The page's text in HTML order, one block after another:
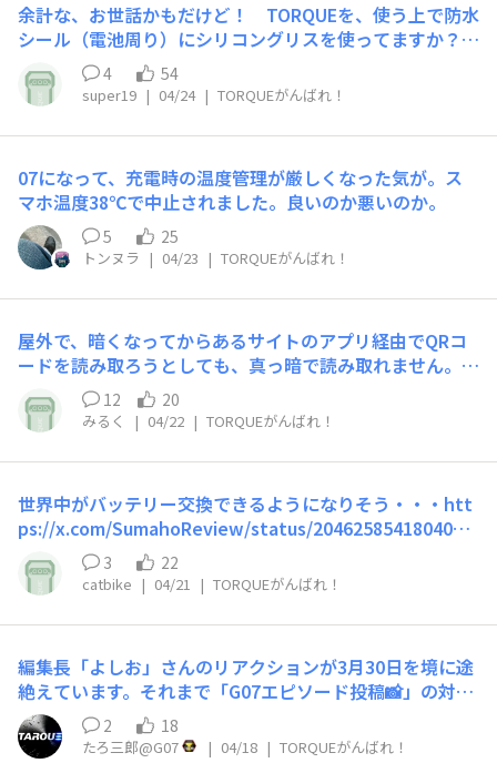
余計な、お世話かもだけど！ TORQUEを、使う上で防水
シール（電池周り）にシリコングリスを使ってますか？
勿論、薄く塗るんですよ。それと、usb充電の蓋の突起部
分、裏蓋の突起部分。これを、やらないと、髪の毛1本挟
まっていても浸水の原因になりますよ。シリコングリスは
プラスチックやゴムを侵さないので心配いりません。余計
ない人がいるようだから、電極部分は特に気を付けて。せ
っかくのTORQUEを殺さない為に。シリコングリスです
よ。ただのグリスはダメ。 追記、ウッカリしてました、
ラバーグリスも使えます。 VEXさんの指摘のとうりで
4 54
super19 | 04/24 | TORQUEがんばれ！
07になって、充電時の温度管理が厳しくなった気が。ス
マホ温度38℃で中止されました。良いのか悪いのか。
5 25
トンヌラ | 04/23 | TORQUEがんばれ！
屋外で、暗くなってからあるサイトのアプリ経由でQRコ
ードを読み取ろうとしても、真っ暗で読み取れません。屋
内でもアプリサイトからのQRだとやはり明かりがないと
無理で、友達のスマホでライト付けてもらい読み取りまし
た。ライト付けるボタン無いので、困ってます。どこか設
定にあるのでしょうか？？
12 20
みるく | 04/22 | TORQUEがんばれ！
世界中がバッテリー交換できるようになりそう・・・htt
ps://x.com/SumahoReview/status/2046258541804085
714?s=20ＴＯＲＱＵＥの優位性上がるかなぁ
3 22
catbike | 04/21 | TORQUEがんばれ！
編集長「よしお」さんのリアクションが3月30日を境に途
絶えています。それまで「G07エピソード投稿📸」の対し
て割とマメにリアクションされていたのに、どうしたこと
なのでしょうか。「noix」さんもも同様に3月26日が最期
2 18
たろ三郎@G07 | 04/18 | TORQUEがんばれ！